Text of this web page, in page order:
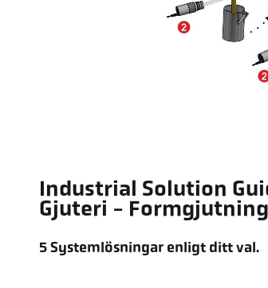
Industrial Solution
Gjuteri - Formgjutning
5 Systemlösningar enligt ditt val.